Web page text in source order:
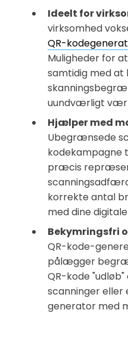
Ideelt for
virksomhed
QR-
Muligheder for
samtidig med at
uundværligt
Hjælper med
Ubegrænsede
kodekampagne
præcis
korrekte antal
med dine
Bekymringsfri
QR-kode-
pålægger
QR-kode
scanninger
generator med